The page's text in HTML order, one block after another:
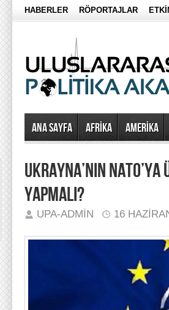
HABERLER RÖPORTAJLAR
Ana Sayfa AFRİKA AMERİKA
UKRAYNA’NIN
YAPMALI?
UPA-ADMIN 16